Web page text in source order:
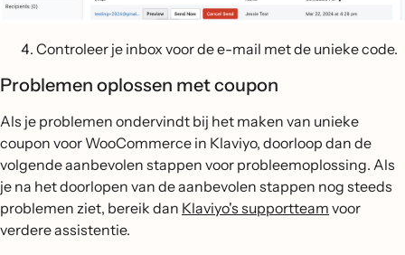
Controleer je inbox voor de e-mail met de unieke code.
Problemen oplossen met coupon
Als je problemen ondervindt bij het maken van unieke
coupon voor WooCommerce in Klaviyo, doorloop dan de
volgende aanbevolen stappen voor probleemoplossing. Als
je na het doorlopen van de aanbevolen stappen nog steeds
problemen ziet, bereik dan Klaviyo's supportteam voor
verdere assistentie.